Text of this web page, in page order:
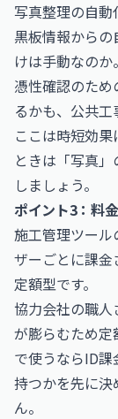
写真整理の自動
黒板情報から
けは手動なの
憑性確認のた
るかも、公共工
ここは時短効
ときは「写真
しましょう。
ポイント3：料
施工管理ツール
ザーごとに課
定額型です。
協力会社の職
が膨らむため
で使うならID
持つかを先に
ん。